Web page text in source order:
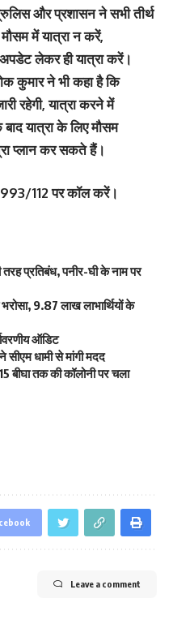
और प्रशासन ने सभी तीर्थ
में यात्रा न करें,
लेकर ही यात्रा करें।
कुमार ने भी कहा है कि
रहेगी, यात्रा करने में
यात्रा के लिए मौसम
प्लान कर सकते हैं।
112 पर कॉल करें।
तरह प्रतिबंध, पनीर-घी के नाम पर
9.87 लाख लाभार्थियों के
ऑडिट
धामी से मांगी मदद
बीघा तक की कॉलोनी पर चला
Leave a comment